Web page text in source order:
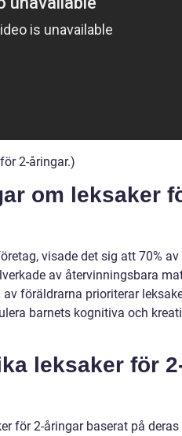
2-åringar.)
om leksaker
visade det sig att 70% av
av återvinningsbara
föräldrarna prioriterar
barnets kognitiva och
leksaker för
för 2-åringar baserat på